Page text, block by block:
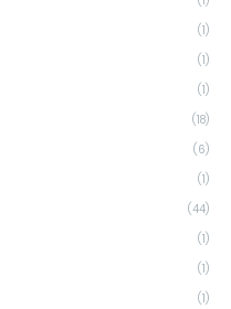
(1)
(1)
(1)
(18)
(6)
(1)
(44)
(1)
(1)
(1)